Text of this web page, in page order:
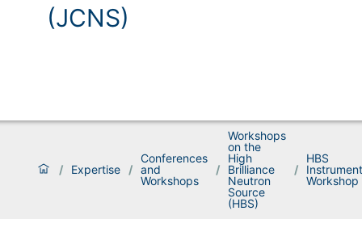
(JCNS)
/ Expertise /
Conferences
and
Workshops
/
Workshops
on the
High
Brilliance
Neutron
Source
(HBS)
/
HBS
Workshop